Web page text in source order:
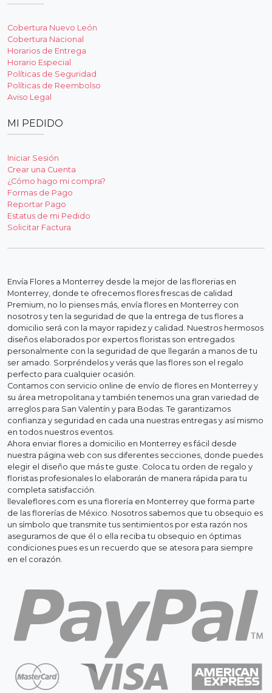
Cobertura Nuevo León
Cobertura Nacional
Horarios de Entrega
Horario Especial
Políticas de Seguridad
Políticas de Reembolso
Aviso Legal
MI PEDIDO
Iniciar Sesión
Crear una Cuenta
¿Cómo hago mi compra?
Formas de Pago
Reportar Pago
Estatus de mi Pedido
Solicitar Factura
Envía Flores a Monterrey desde la mejor de las florerias en
Monterrey, donde te ofrecemos flores frescas de calidad
Premium, no lo pienses más, envía flores en Monterrey con
nosotros y ten la seguridad de que la entrega de tus flores a
domicilio será con la mayor rapidez y calidad. Nuestros hermosos
diseños elaborados por expertos floristas son entregados
personalmente con la seguridad de que llegarán a manos de tu
ser amado. Sorpréndelos y verás que las flores son el regalo
perfecto para cualquier ocasión.
Contamos con servicio online de envío de flores en Monterrey y
su área metropolitana y también tenemos una gran variedad de
arreglos para San Valentín y para Bodas. Te garantizamos
confianza y seguridad en cada una nuestras entregas y así mismo
en todos nuestros eventos.
Ahora enviar flores a domicilio en Monterrey es fácil desde
nuestra página web con sus diferentes secciones, donde puedes
elegir el diseño que más te guste. Coloca tu orden de regalo y
floristas profesionales lo elaborarán de manera rápida para tu
completa satisfacción.
llevaleflores.com es una florería en Monterrey que forma parte
de las florerías de México. Nosotros sabemos que tu obsequio es
un símbolo que transmite tus sentimientos por esta razón nos
aseguramos de que él o ella reciba tu obsequio en óptimas
condiciones pues es un recuerdo que se atesora para siempre
en el corazón.